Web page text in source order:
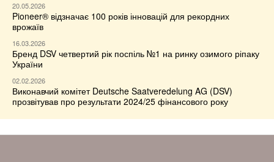
20.05.2026
Pioneer® відзначає 100 років інновацій для рекордних
врожаїв
16.03.2026
Бренд DSV четвертий рік поспіль №1 на ринку озимого ріпаку
України
02.02.2026
Виконавчий комітет Deutsche Saatveredelung AG (DSV)
прозвітував про результати 2024/25 фінансового року